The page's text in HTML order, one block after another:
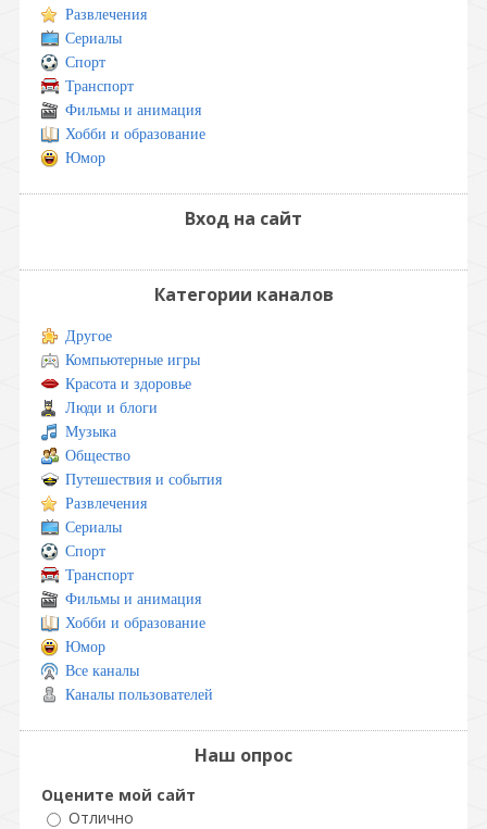
Развлечения
Сериалы
Спорт
Транспорт
Фильмы и анимация
Хобби и образование
Юмор
Вход на сайт
Категории каналов
Другое
Компьютерные игры
Красота и здоровье
Люди и блоги
Музыка
Общество
Путешествия и события
Развлечения
Сериалы
Спорт
Транспорт
Фильмы и анимация
Хобби и образование
Юмор
Все каналы
Каналы пользователей
Наш опрос
Оцените мой сайт
Отлично